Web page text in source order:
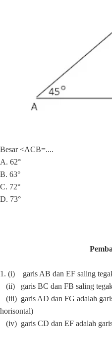
Besar <ACB=....
A. 62°
B. 63°
C. 72°
D. 73°
1. (i) garis AB dan EF saling
(ii) garis BC dan FB saling
(iii) garis AD dan FG adalah
horisontal)
(iv) garis CD dan EF adalah